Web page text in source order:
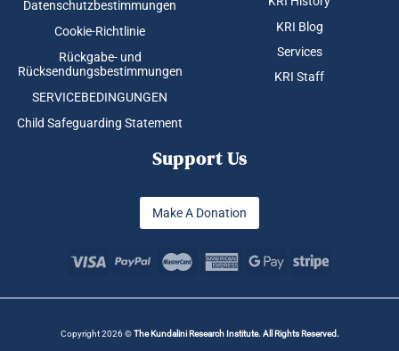
Datenschutzbestimmungen
Cookie-Richtlinie
Rückgabe- und
Rücksendungsbestimmungen
SERVICEBEDINGUNGEN
Child Safeguarding Statement
KRI Blog
Services
KRI Staff
Support Us
Make A Donation
Copyright 2026 ©The Kundalini Research Institute. All Rights Reserved.